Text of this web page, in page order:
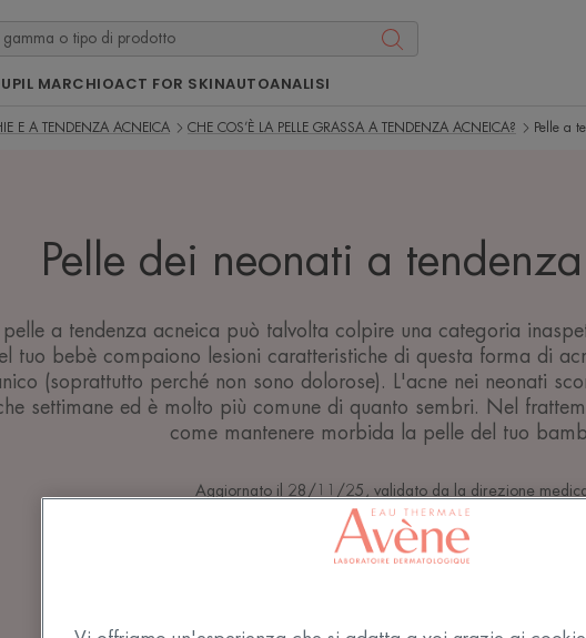
IL MARCHIOACT FOR SKINAUTOANALISI
E A TENDENZA ACNEICA CHE COS’È LA PELLE GRASSA A TENDENZA ACNEICA? Pelle a
Pelle dei neonati a
pelle a tendenza acneica può talvolta colpire una categoria
tuo bebè compaiono lesioni caratteristiche di questa forma di
(soprattutto perché non sono dolorose). L'acne nei neonati
settimane ed è molto più comune di quanto sembri. Nel
come mantenere morbida la pelle del tuo
Aggiornato il 28/11/25 , validato da la direzione
CHE COS’È LA PELLE GRASSA A TENDENZA